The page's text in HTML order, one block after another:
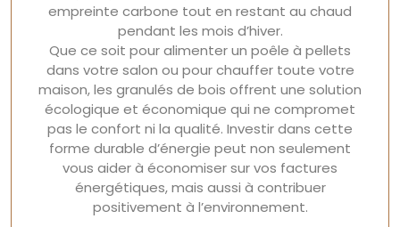
empreinte carbone tout en restant au chaud
pendant les mois d’hiver.
Que ce soit pour alimenter un poêle à pellets
dans votre salon ou pour chauffer toute votre
maison, les granulés de bois offrent une solution
écologique et économique qui ne compromet
pas le confort ni la qualité. Investir dans cette
forme durable d’énergie peut non seulement
vous aider à économiser sur vos factures
énergétiques, mais aussi à contribuer
positivement à l’environnement.